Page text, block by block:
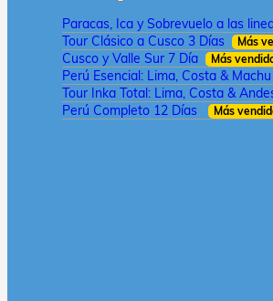
Paracas, Ica y Sobrevuelo a las
Tour Clásico a Cusco 3 Días Más
Cusco y Valle Sur 7 Día
Más
Perú Esencial: Lima, Costa &
Tour Inka Total: Lima, Costa &
Perú Completo 12 Días Más